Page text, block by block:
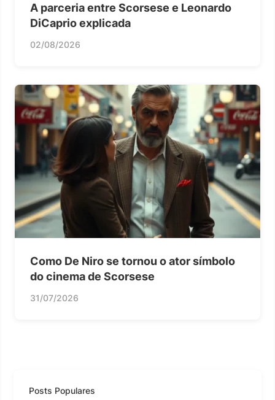
A parceria entre Scorsese e Leonardo
DiCaprio explicada
02/08/2026
Como De Niro se tornou o ator símbolo
do cinema de Scorsese
31/07/2026
Posts Populares